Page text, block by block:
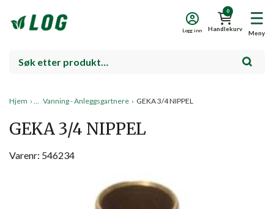
Meny
0
Handlekurv
Logg inn
Hjem › Vanning - Anleggsgartnere › GEKA 3/4 NIPPEL
GEKA 3/4 NIPPEL
Varenr: 546234